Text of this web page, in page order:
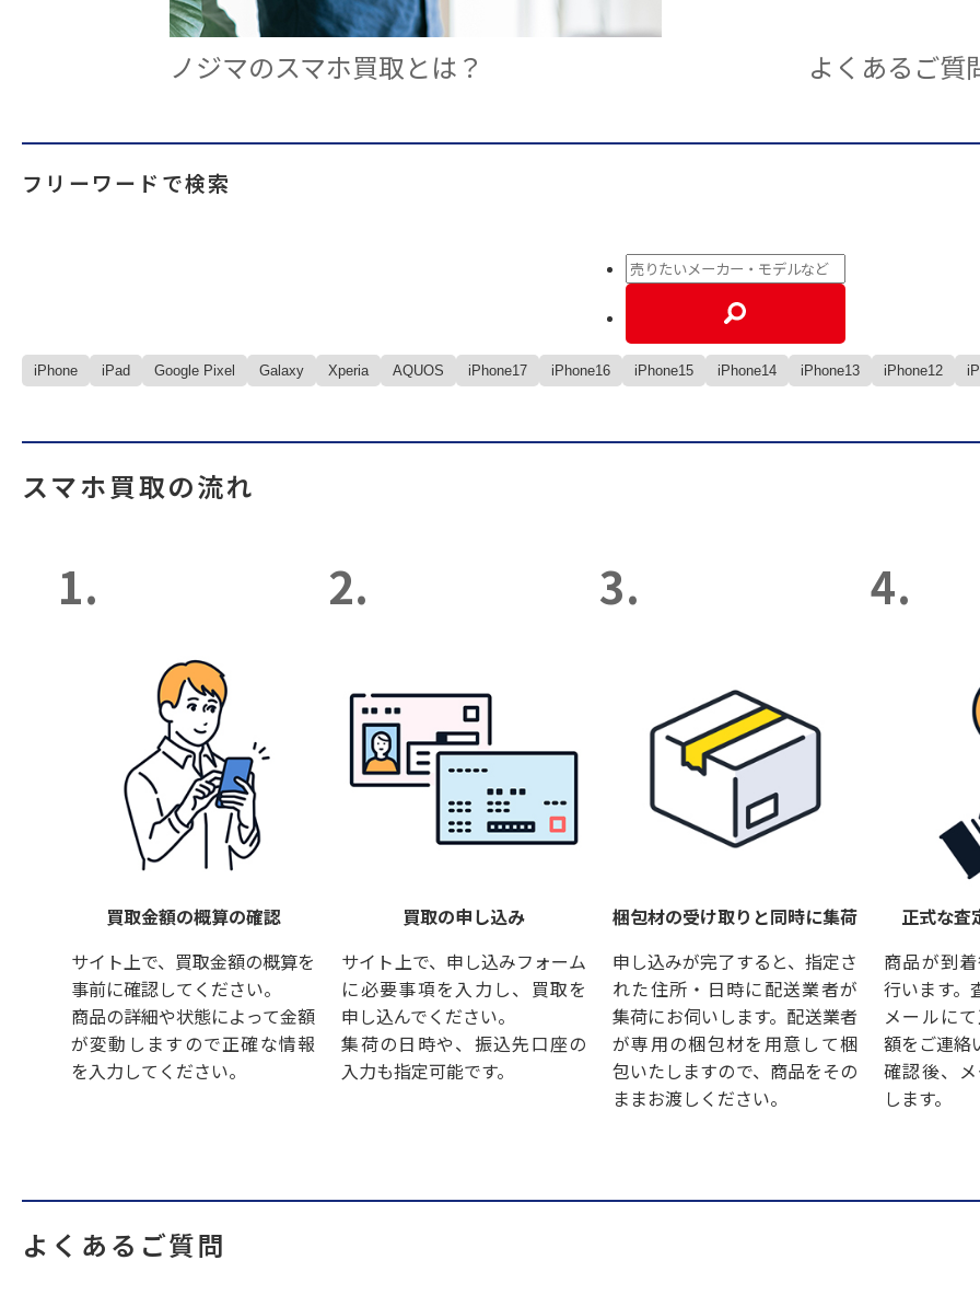
ノジマのスマホ買取とは？ よくあるご質
フリーワードで検索
iPhone iPad Google Pixel Galaxy Xperia AQUOS iPhone17 iPhone16 iPhone15 iPhone14 iPhone13 iPhone12
スマホ買取の流れ
1.
買取金額の概算の確認
サイト上で、買取金額の概算を
事前に確認してください。
商品の詳細や状態によって金額
が変動しますので正確な情報
を入力してください。
2.
買取の申し込み
サイト上で、申し込みフォーム
に必要事項を入力し、買取を
申し込んでください。
集荷の日時や、振込先口座の
入力も指定可能です。
3.
梱包材の受け取りと同時に集荷
申し込みが完了すると、指定さ
れた住所・日時に配送業者が
集荷にお伺いします。配送業者
が専用の梱包材を用意して梱
包いたしますので、商品をその
ままお渡しください。
4.
正式な査
商品が到
行います。
メールに
額をご連絡
確認後、
します。
よくあるご質問